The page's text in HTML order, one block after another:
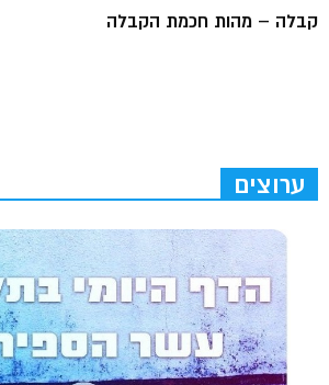
קבלה – מהות חכמת הקבלה
ערוצים